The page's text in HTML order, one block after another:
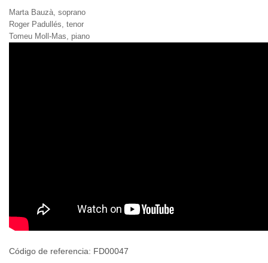
Marta Bauzà, soprano
Roger Padullés, tenor
Tomeu Moll-Mas, piano
Código de referencia: FD00047